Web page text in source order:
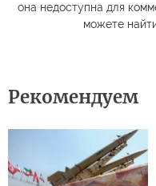
она недоступна для
можете
Рекомендуем